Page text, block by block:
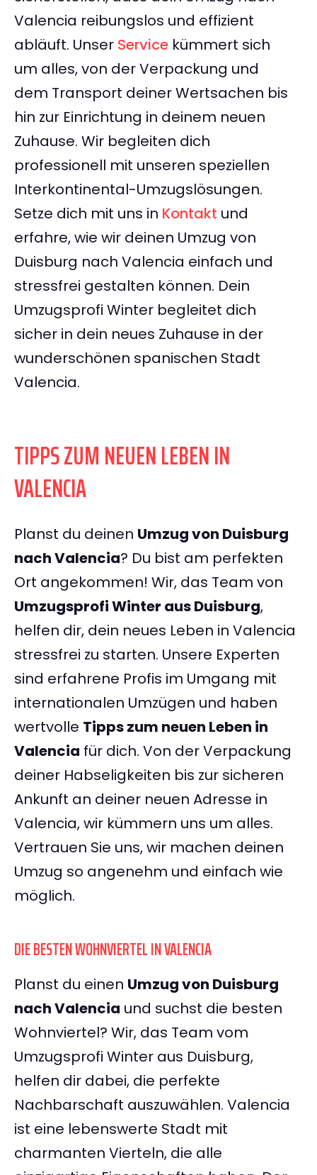
Valencia reibungslos und effizient
abläuft. Unser Service kümmert sich
um alles, von der Verpackung und
dem Transport deiner Wertsachen bis
hin zur Einrichtung in deinem neuen
Zuhause. Wir begleiten dich
professionell mit unseren speziellen
Interkontinental-Umzugslösungen.
Setze dich mit uns in Kontakt und
erfahre, wie wir deinen Umzug von
Duisburg nach Valencia einfach und
stressfrei gestalten können. Dein
Umzugsprofi Winter begleitet dich
sicher in dein neues Zuhause in der
wunderschönen spanischen Stadt
Valencia.
TIPPS ZUM NEUEN LEBEN IN
VALENCIA
Planst du deinen Umzug von Duisburg
nach Valencia? Du bist am perfekten
Ort angekommen! Wir, das Team von
Umzugsprofi Winter aus Duisburg,
helfen dir, dein neues Leben in Valencia
stressfrei zu starten. Unsere Experten
sind erfahrene Profis im Umgang mit
internationalen Umzügen und haben
wertvolle Tipps zum neuen Leben in
Valencia für dich. Von der Verpackung
deiner Habseligkeiten bis zur sicheren
Ankunft an deiner neuen Adresse in
Valencia, wir kümmern uns um alles.
Vertrauen Sie uns, wir machen deinen
Umzug so angenehm und einfach wie
möglich.
DIE BESTEN WOHNVIERTEL IN VALENCIA
Planst du einen Umzug von Duisburg
nach Valencia und suchst die besten
Wohnviertel? Wir, das Team vom
Umzugsprofi Winter aus Duisburg,
helfen dir dabei, die perfekte
Nachbarschaft auszuwählen. Valencia
ist eine lebenswerte Stadt mit
charmanten Vierteln, die alle